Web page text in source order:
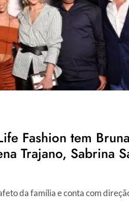
Fashion tem Bruna
Trajano, Sabrina
da família e conta com